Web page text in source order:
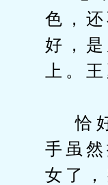
色，
好，
上。
恰好
手虽
女了